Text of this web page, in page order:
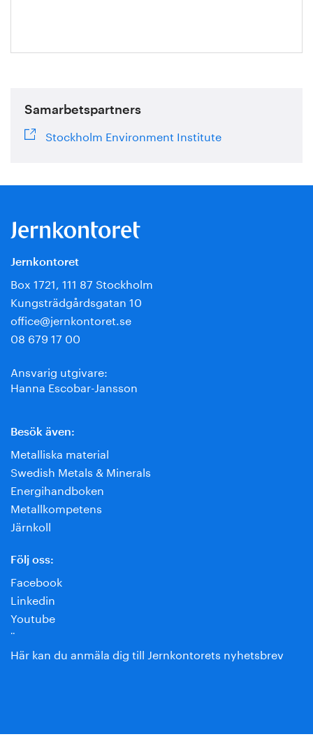
Samarbetspartners
Stockholm Environment Institute
Jernkontoret
Box 1721, 111 87 Stockholm
Kungsträdgårdsgatan 10
office@jernkontoret.se
08 679 17 00
Ansvarig utgivare:
Hanna Escobar-Jansson
Besök även:
Metalliska material
Swedish Metals & Minerals
Energihandboken
Metallkompetens
Järnkoll
Följ oss:
Facebook
Linkedin
Youtube
¨
Här kan du anmäla dig till Jernkontorets nyhetsbrev